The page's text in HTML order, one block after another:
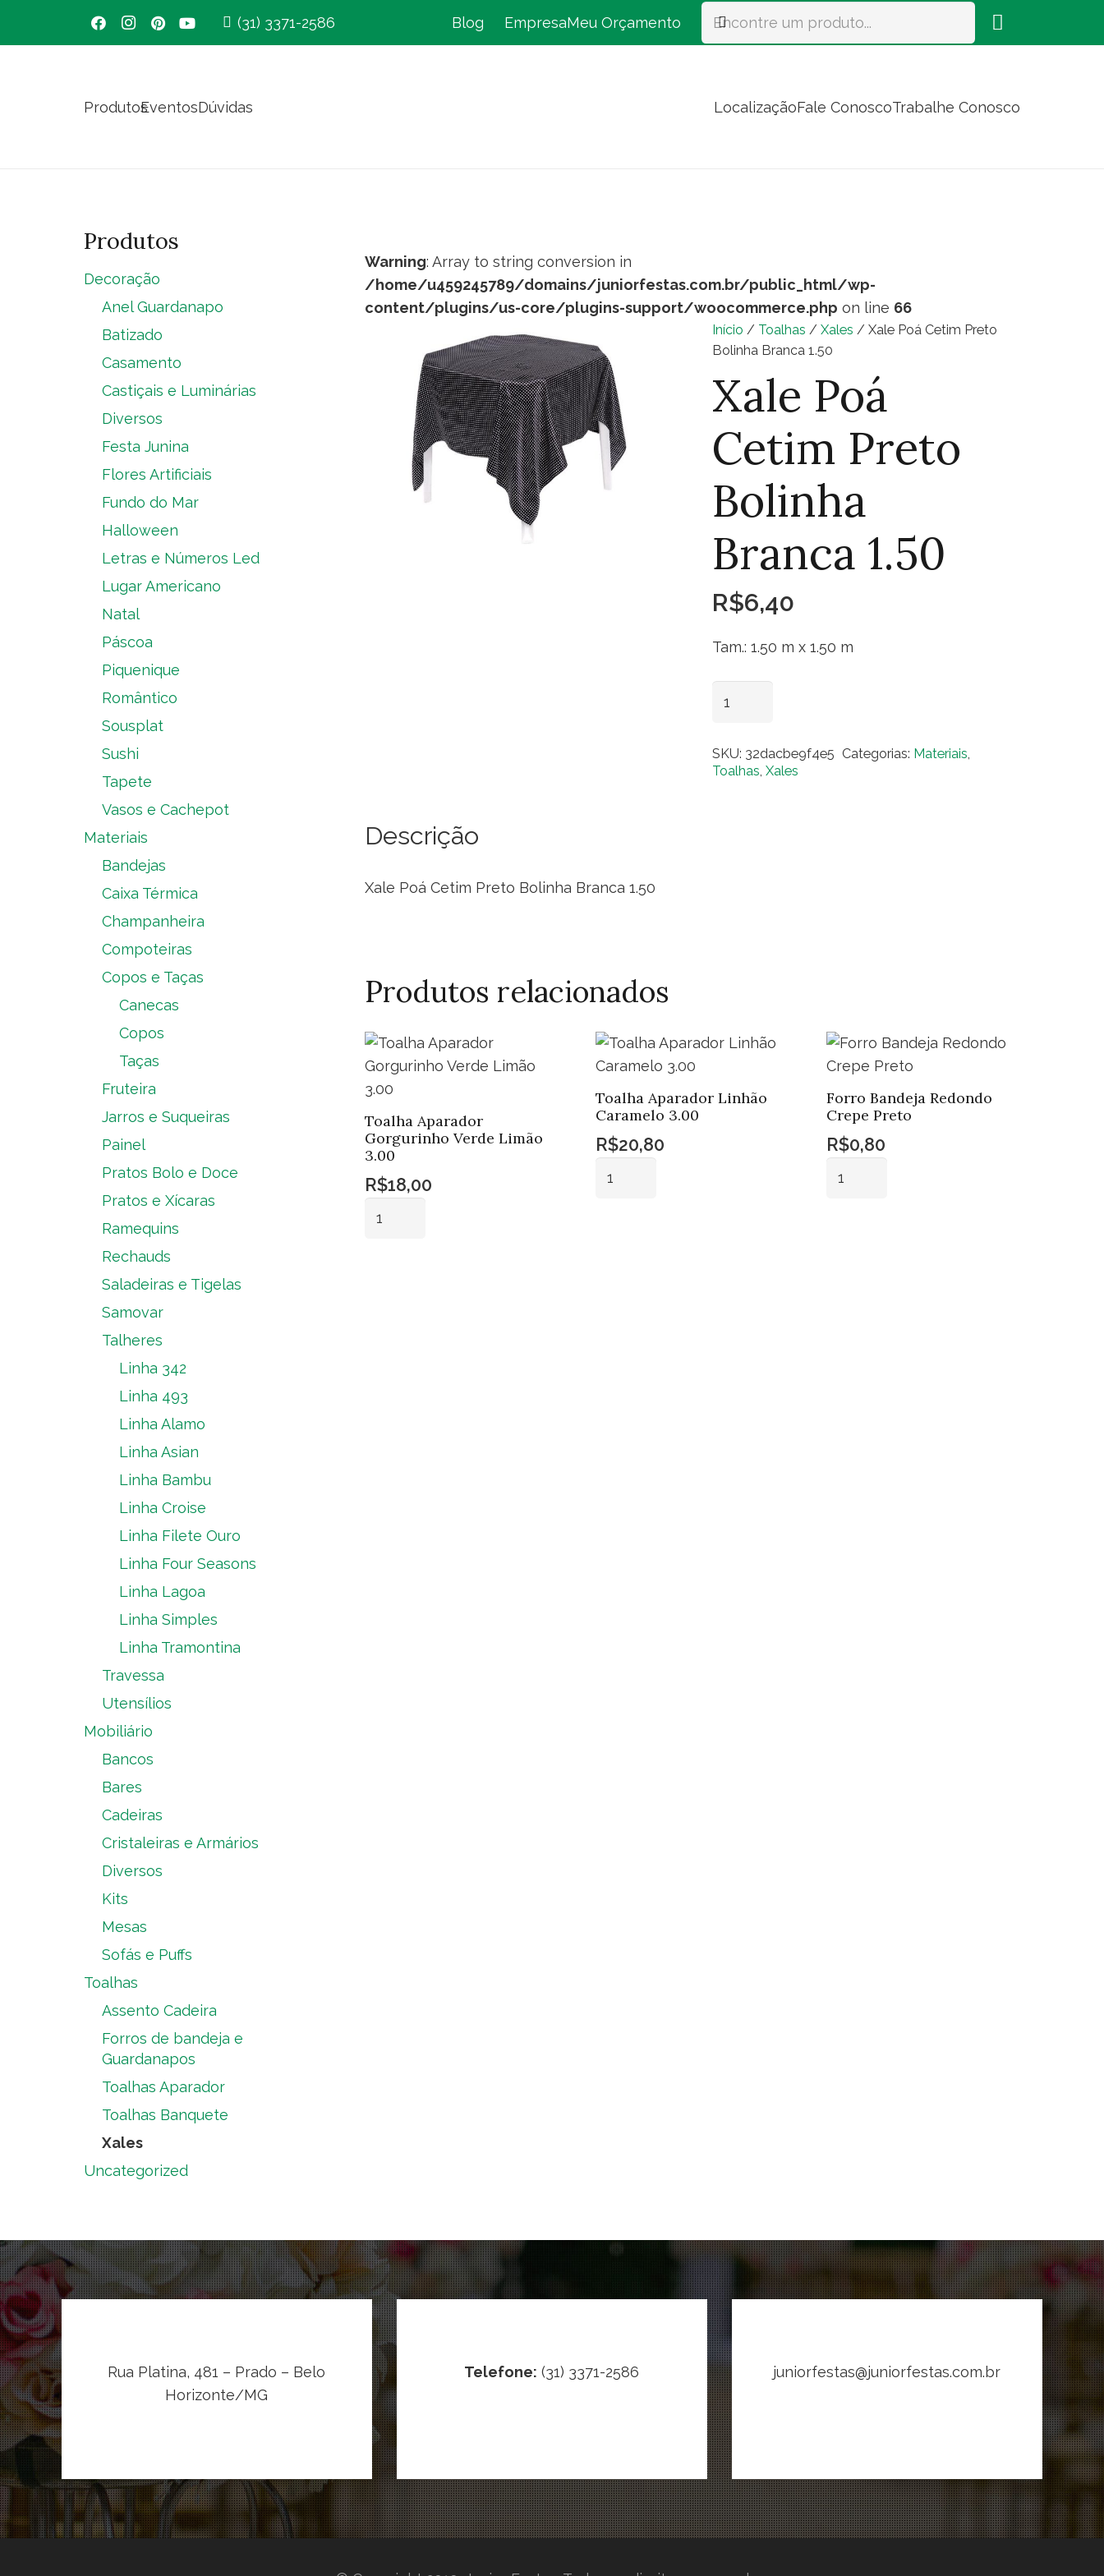
(31) 3371-2586 Blog EmpresaMeu Orçamento
ProdutosEventosDúvidas LocalizaçãoFale ConoscoTrabalhe Conosco
Warning: Array to string conversion in
/home/u459245789/domains/juniorfestas.com.br/public_html/wp-
content/plugins/us-core/plugins-support/woocommerce.php on line 66
Início / Toalhas / Xales / Xale Poá Cetim Preto
Bolinha Branca 1.50
Xale Poá
Cetim Preto
Bolinha
Branca 1.50
R$6,40
Tam.: 1.50 m x 1.50 m
Preto
SKU: 32dacbe9f4e5 Categorias: Materiais
Toalhas Xales
Descrição
Xale Poá Cetim Preto Bolinha Branca 1.50
Produtos relacionados
Toalha Aparador
Gorgurinho Verde Limão
3.00
R$18,00
Toalha Aparador Linhão
Caramelo 3.00
R$20,80
Forro Bandeja Redondo
Crepe Preto
R$0,80
Produtos
Decoração
Anel Guardanapo
Batizado
Casamento
Castiçais e Luminárias
Diversos
Festa Junina
Flores Artificiais
Fundo do Mar
Halloween
Letras e Números Led
Lugar Americano
Natal
Páscoa
Piquenique
Romântico
Sousplat
Sushi
Tapete
Vasos e Cachepot
Materiais
Bandejas
Caixa Térmica
Champanheira
Compoteiras
Copos e Taças
Canecas
Copos
Taças
Fruteira
Jarros e Suqueiras
Painel
Pratos Bolo e Doce
Pratos e Xícaras
Ramequins
Rechauds
Saladeiras e Tigelas
Samovar
Talheres
Linha 342
Linha 493
Linha Alamo
Linha Asian
Linha Bambu
Linha Croise
Linha Filete Ouro
Linha Four Seasons
Linha Lagoa
Linha Simples
Linha Tramontina
Travessa
Utensílios
Mobiliário
Bancos
Bares
Cadeiras
Cristaleiras e Armários
Diversos
Kits
Mesas
Sofás e Puffs
Toalhas
Assento Cadeira
Forros de bandeja e
Guardanapos
Toalhas Aparador
Toalhas Banquete
Xales
Uncategorized
Rua Platina, 481 – Prado – Belo
Horizonte/MG
Telefone: (31) 3371-2586 juniorfestas@juniorfestas.com.br